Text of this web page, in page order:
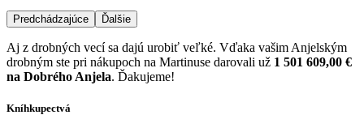
Predchádzajúce Ďalšie
Aj z drobných vecí sa dajú urobiť veľké. Vďaka vašim Anjelským
drobným ste pri nákupoch na Martinuse darovali už 1 501 609,00 €
na Dobrého Anjela. Ďakujeme!
Kníhkupectvá